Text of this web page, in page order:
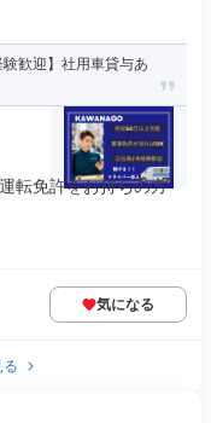
歓迎】社用車貸与あ
転免許をお持ちの方
気になる
る